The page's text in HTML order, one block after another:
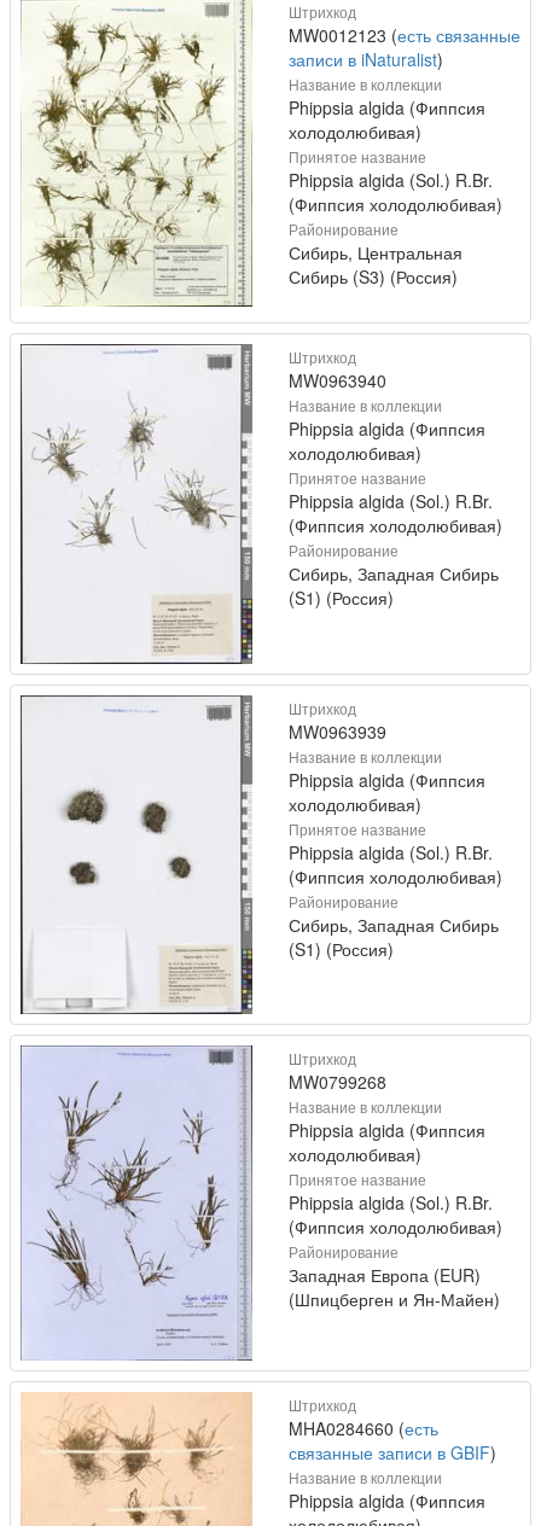
Штрихкод
MW0012123 (есть связанные
записи в iNaturalist)
Название в коллекции
Phippsia algida (Фиппсия
холодолюбивая)
Принятое название
Phippsia algida (Sol.) R.Br.
(Фиппсия холодолюбивая)
Районирование
Сибирь, Центральная
Сибирь (S3) (Россия)
Штрихкод
MW0963940
Название в коллекции
Phippsia algida (Фиппсия
холодолюбивая)
Принятое название
Phippsia algida (Sol.) R.Br.
(Фиппсия холодолюбивая)
Районирование
Сибирь, Западная Сибирь
(S1) (Россия)
Штрихкод
MW0963939
Название в коллекции
Phippsia algida (Фиппсия
холодолюбивая)
Принятое название
Phippsia algida (Sol.) R.Br.
(Фиппсия холодолюбивая)
Районирование
Сибирь, Западная Сибирь
(S1) (Россия)
Штрихкод
MW0799268
Название в коллекции
Phippsia algida (Фиппсия
холодолюбивая)
Принятое название
Phippsia algida (Sol.) R.Br.
(Фиппсия холодолюбивая)
Районирование
Западная Европа (EUR)
(Шпицберген и Ян-Майен)
Штрихкод
MHA0284660 (есть
связанные записи в GBIF)
Название в коллекции
Phippsia algida (Фиппсия